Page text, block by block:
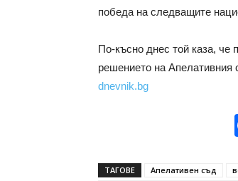
победа на следващите
По-късно днес той каза, че
решението на Апелативния
dnevnik.bg
ТАГОВЕ Апелативен съд